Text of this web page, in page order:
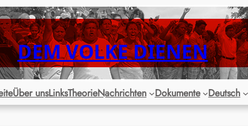
DEM VOLKE DIENEN
Über unsLinksTheorieNachrichten Dokumente Deutsch